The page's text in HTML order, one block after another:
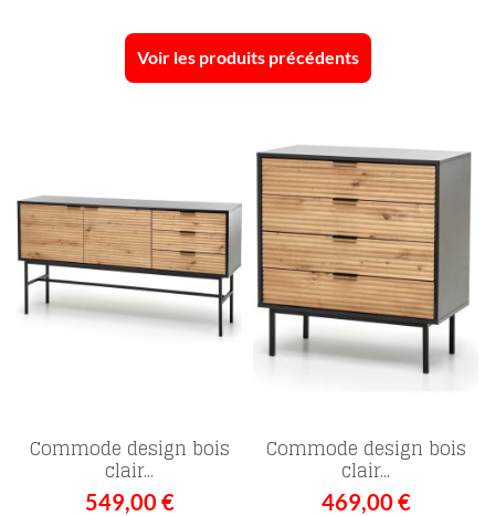
Voir les produits précédents
Commode design bois
clair...
549,00 €
Commode design bois
clair...
469,00 €